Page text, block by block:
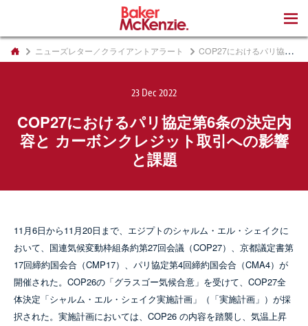
ニューズレター／クライアントアラート COP27におけるパリ協定第6条の決定内容と カーボンクレジット取引への影響と課題
23 Dec 2022
COP27におけるパリ協定第6条の決定内
容と カーボンクレジット取引への影響
と課題
11月6日から11月20日まで、エジプトのシャルム・エル・シェイクに
おいて、国連気候変動枠組条約第27回会議（COP27）、京都議定書第
17回締約国会合（CMP17）、パリ協定第4回締約国会合（CMA4）が
開催された。COP26の「グラスゴー気候合意」を受けて、COP27全
体決定「シャルム・エル・シェイク実施計画」（「実施計画」）が採
択された。実施計画においては、COP26 の内容を踏襲し、気温上昇